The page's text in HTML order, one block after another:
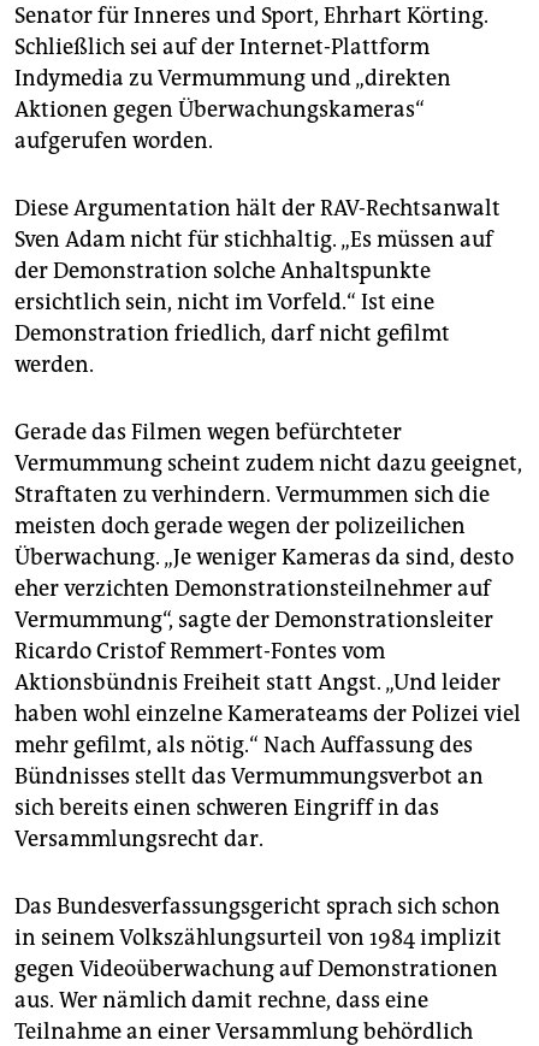
Senator für Inneres und Sport, Ehrhart Körting.
Schließlich sei auf der Internet-Plattform
Indymedia zu Vermummung und „direkten
Aktionen gegen Überwachungskameras“
aufgerufen worden.
Diese Argumentation hält der RAV-Rechtsanwalt
Sven Adam nicht für stichhaltig. „Es müssen auf
der Demonstration solche Anhaltspunkte
ersichtlich sein, nicht im Vorfeld.“ Ist eine
Demonstration friedlich, darf nicht gefilmt
werden.
Gerade das Filmen wegen befürchteter
Vermummung scheint zudem nicht dazu geeignet,
Straftaten zu verhindern. Vermummen sich die
meisten doch gerade wegen der polizeilichen
Überwachung. „Je weniger Kameras da sind, desto
eher verzichten Demonstrationsteilnehmer auf
Vermummung“, sagte der Demonstrationsleiter
Ricardo Cristof Remmert-Fontes vom
Aktionsbündnis Freiheit statt Angst. „Und leider
haben wohl einzelne Kamerateams der Polizei viel
mehr gefilmt, als nötig.“ Nach Auffassung des
Bündnisses stellt das Vermummungsverbot an
sich bereits einen schweren Eingriff in das
Versammlungsrecht dar.
Das Bundesverfassungsgericht sprach sich schon
in seinem Volkszählungsurteil von 1984 implizit
gegen Videoüberwachung auf Demonstrationen
aus. Wer nämlich damit rechne, dass eine
Teilnahme an einer Versammlung behördlich